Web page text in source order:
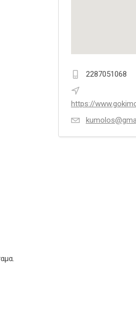
2287051068
https://